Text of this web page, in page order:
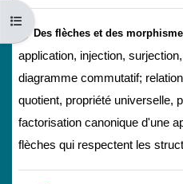
打开课程索引
4 - Des flèches et des
application, injection,
diagramme commutatif;
quotient, propriété universelle,
factorisation canonique d'une
flèches qui respectent les